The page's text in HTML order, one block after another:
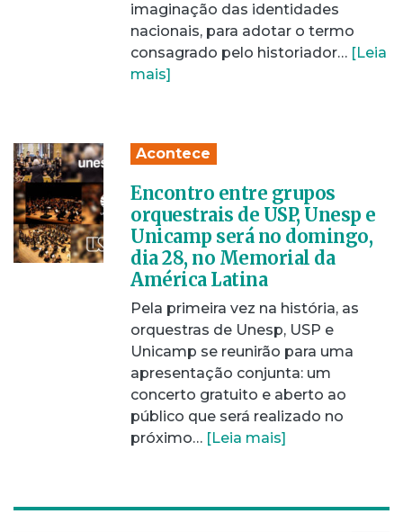
imaginação das identidades
nacionais, para adotar o termo
consagrado pelo historiador… [Leia
mais]
Acontece
Encontro entre grupos
orquestrais de USP, Unesp e
Unicamp será no domingo,
dia 28, no Memorial da
América Latina
Pela primeira vez na história, as
orquestras de Unesp, USP e
Unicamp se reunirão para uma
apresentação conjunta: um
concerto gratuito e aberto ao
público que será realizado no
próximo… [Leia mais]